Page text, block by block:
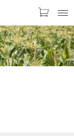
LOGIN